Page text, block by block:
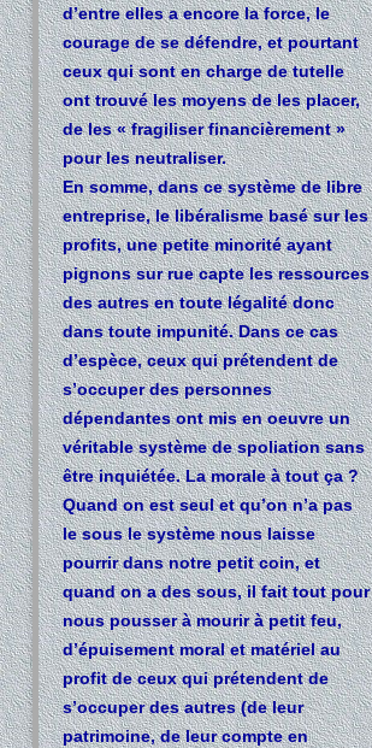
d’entre elles a encore la force, le
courage de se défendre, et pourtant
ceux qui sont en charge de tutelle
ont trouvé les moyens de les placer,
de les « fragiliser financièrement »
pour les neutraliser.
En somme, dans ce système de libre
entreprise, le libéralisme basé sur les
profits, une petite minorité ayant
pignons sur rue capte les ressources
des autres en toute légalité donc
dans toute impunité. Dans ce cas
d’espèce, ceux qui prétendent de
s’occuper des personnes
dépendantes ont mis en oeuvre un
véritable système de spoliation sans
être inquiétée. La morale à tout ça ?
Quand on est seul et qu’on n’a pas
le sous le système nous laisse
pourrir dans notre petit coin, et
quand on a des sous, il fait tout pour
nous pousser à mourir à petit feu,
d’épuisement moral et matériel au
profit de ceux qui prétendent de
s’occuper des autres (de leur
patrimoine, de leur compte en